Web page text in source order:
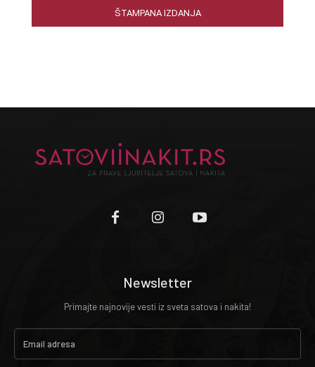
ŠTAMPANA IZDANJA
Newsletter
Primajte najnovije vesti iz sveta satova i nakita!